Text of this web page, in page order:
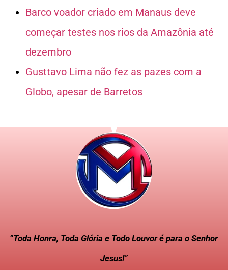
Barco voador criado em Manaus deve
começar testes nos rios da Amazônia até
dezembro
Gusttavo Lima não fez as pazes com a
Globo, apesar de Barretos
“Toda Honra, Toda Glória e Todo Louvor é para o Senhor
Jesus!”